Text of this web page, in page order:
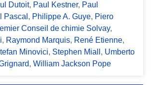
Dutoit, Paul Kestner, Paul
Pascal , Philippe A. Guye, Piero
Conseil de chimie Solvay,
, Raymond Marquis, René Etienne,
Minovici, Stephen Miall , Umberto
, William Jackson Pope